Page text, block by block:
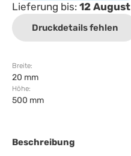
Lieferung bis: 12 August
Druckdetails fehlen
Breite:
20 mm
Höhe:
500 mm
Beschreibung